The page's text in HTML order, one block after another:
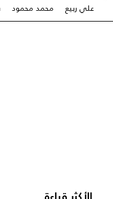
علي ربيع
محمد محمود